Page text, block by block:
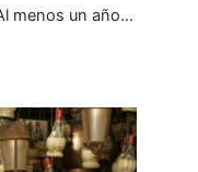
menos un año…